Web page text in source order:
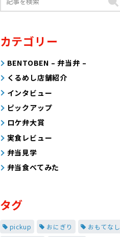
カテゴリー
BENTOBEN – 弁当弁 –
くるめし店舗紹介
インタビュー
ピックアップ
ロケ弁大賞
実食レビュー
弁当見学
弁当食べてみた
タグ
pickup おにぎり
おもてなし